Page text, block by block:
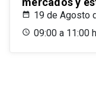
19 de Agosto
09:00 a 11:00